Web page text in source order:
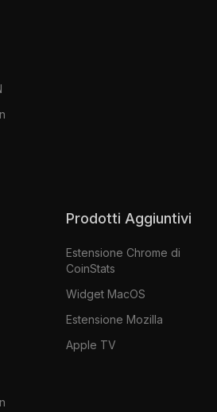
Prodotti Aggiuntivi
Estensione Chrome di
CoinStats
Widget MacOS
Estensione Mozilla
Apple TV